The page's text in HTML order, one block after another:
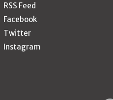
RSS Feed
Facebook
Twitter
Instagram